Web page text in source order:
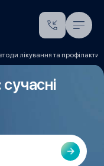
лікування та